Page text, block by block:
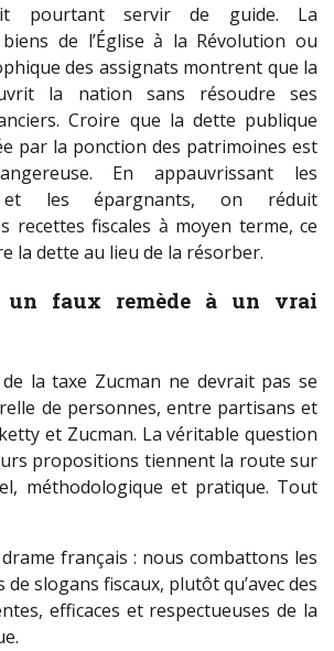
pourtant servir de guide. La
de l’Église à la Révolution ou
des assignats montrent que la
la nation sans résoudre ses
Croire que la dette publique
par la ponction des patrimoines est
En appauvrissant les
et les épargnants, on réduit
recettes fiscales à moyen terme, ce
la dette au lieu de la résorber.
un faux remède à un vrai
la taxe Zucman ne devrait pas se
de personnes, entre partisans et
et Zucman. La véritable question
propositions tiennent la route sur
méthodologique et pratique. Tout
drame français : nous combattons les
slogans fiscaux, plutôt qu’avec des
efficaces et respectueuses de la